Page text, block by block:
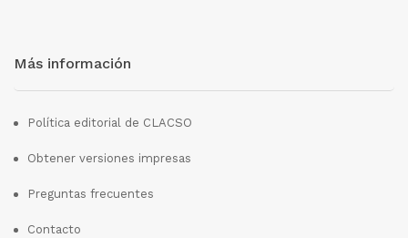
Más información
Política editorial de CLACSO
Obtener versiones impresas
Preguntas frecuentes
Contacto